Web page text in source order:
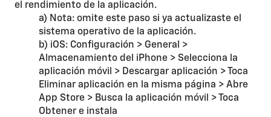
el rendimiento de la aplicación.
a) Nota: omite este paso si ya actualizaste el
sistema operativo de la aplicación.
b) iOS: Configuración > General >
Almacenamiento del iPhone > Selecciona la
aplicación móvil > Descargar aplicación > Toca
Eliminar aplicación en la misma página > Abre
App Store > Busca la aplicación móvil > Toca
Obtener e instala